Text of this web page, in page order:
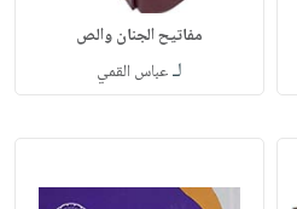
مفاتيح الجنان والص
لـعباس القمي